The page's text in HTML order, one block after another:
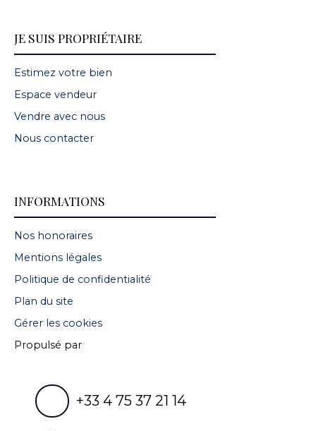
JE SUIS PROPRIÉTAIRE
Estimez votre bien
Espace vendeur
Vendre avec nous
Nous contacter
INFORMATIONS
Nos honoraires
Mentions légales
Politique de confidentialité
Plan du site
Gérer les cookies
Propulsé par
+33 4 75 37 21 14